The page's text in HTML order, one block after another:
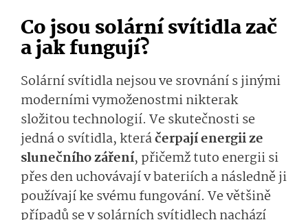
Co jsou solární svítidla zač
a jak fungují?
Solární svítidla nejsou ve srovnání s jinými
moderními vymoženostmi nikterak
složitou technologií. Ve skutečnosti se
jedná o svítidla, kteráčerpají energii ze
slunečního záření, přičemž tuto energii si
přes den uchovávají v bateriích a následně ji
používají ke svému fungování. Ve většině